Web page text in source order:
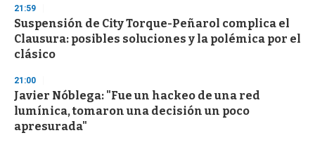
s
e
c
o
n
s
21:59
Suspensión de City Torque-Peñarol complica el
Clausura: posibles soluciones y la polémica por el
clásico
21:00
Javier Nóblega: "Fue un hackeo de una red
lumínica, tomaron una decisión un poco
apresurada"